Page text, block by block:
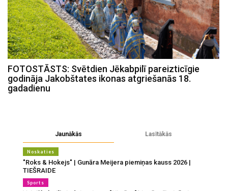
FOTOSTĀSTS: Svētdien Jēkabpilī pareizticīgie
godināja Jakobštates ikonas atgriešanās 18.
gadadienu
Jaunākās Lasītākās
Noskaties
"Roks & Hokejs" | Gunāra Meijera piemiņas kauss 2026 |
TIEŠRAIDE
Sports